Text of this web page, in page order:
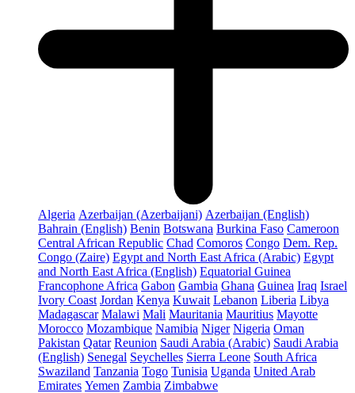
Algeria Azerbaijan (Azerbaijani) Azerbaijan (English)
Bahrain (English) Benin Botswana Burkina Faso Cameroon
Central African Republic Chad Comoros Congo Dem. Rep.
Congo (Zaire) Egypt and North East Africa (Arabic) Egypt
and North East Africa (English) Equatorial Guinea
Francophone Africa Gabon Gambia Ghana Guinea Iraq Israel
Ivory Coast Jordan Kenya Kuwait Lebanon Liberia Libya
Madagascar Malawi Mali Mauritania Mauritius Mayotte
Morocco Mozambique Namibia Niger Nigeria Oman
Pakistan Qatar Reunion Saudi Arabia (Arabic) Saudi Arabia
(English) Senegal Seychelles Sierra Leone South Africa
Swaziland Tanzania Togo Tunisia Uganda United Arab
Emirates Yemen Zambia Zimbabwe